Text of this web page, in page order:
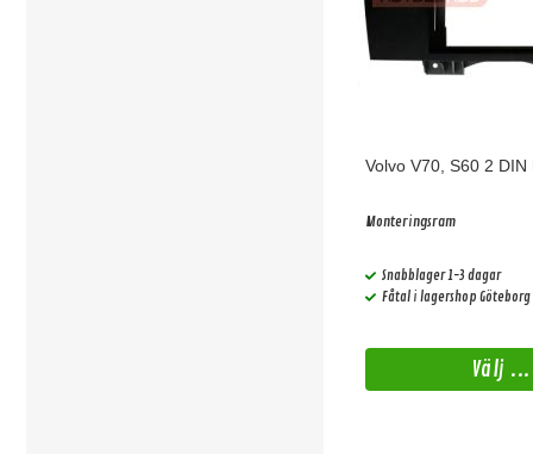
Volvo V70, S60 2 DIN
Monteringsram
Snabblager 1-3 dagar
Fåtal i lagershop Göteborg
Välj ...